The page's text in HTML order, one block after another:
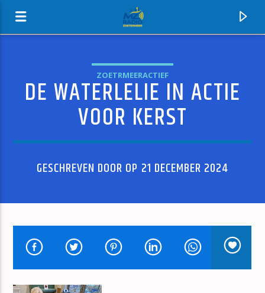
MZ-RADIO
HUIDIG NUMMER
VOOR DE WEKKER WAKKER
ERIK VAN VLIET
ZOETRMEERACTIEF
DE WATERLELIE IN ACTIE
VOOR KERST
GESCHREVEN DOOR OP 21 DECEMBER 2024